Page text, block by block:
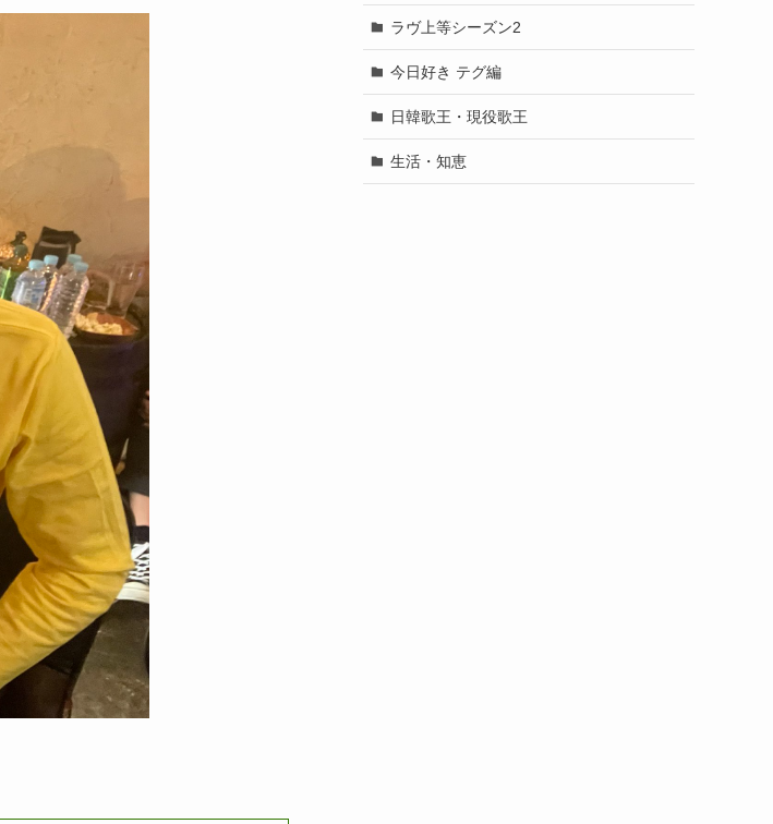
ラヴ上等シーズン2
今日好き テグ編
日韓歌王・現役歌王
生活・知恵